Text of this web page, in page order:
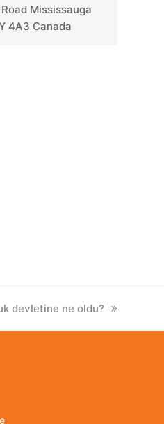
Mississauga
4A3 Canada
devletine ne oldu?